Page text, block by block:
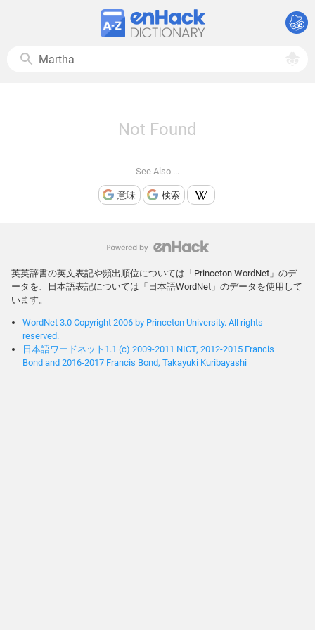
Not Found
See Also ...
意味 検索
英英辞書の英文表記や頻出順位については「Princeton WordNet」のデ
ータを、日本語表記については「日本語WordNet」のデータを使用して
います。
WordNet 3.0 Copyright 2006 by Princeton University. All rights
reserved.
日本語ワードネット1.1 (c) 2009-2011 NICT, 2012-2015 Francis
Bond and 2016-2017 Francis Bond, Takayuki Kuribayashi